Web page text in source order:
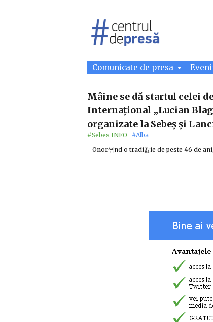
Comunicate de presa
Mâine se dă startul celei
Internațional „Lucian
organizate la Sebeș și
#Sebes INFO #Alba
Onor쎢nd o tradi좛ie de peste 46 de